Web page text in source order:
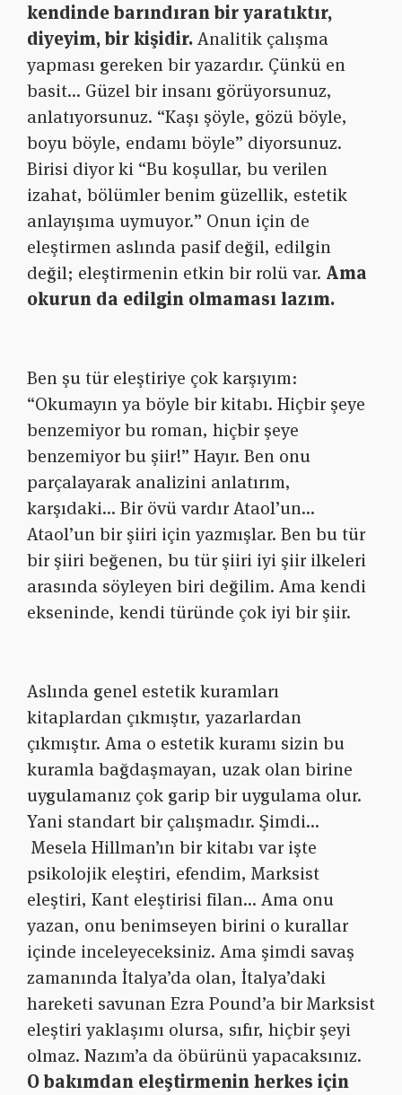
kendinde barındıran bir yaratıktır,
diyeyim, bir kişidir.Analitik çalışma
yapması gereken bir yazardır. Çünkü en
basit… Güzel bir insanı görüyorsunuz,
anlatıyorsunuz. “Kaşı şöyle, gözü böyle,
boyu böyle, endamı böyle” diyorsunuz.
Birisi diyor ki “Bu koşullar, bu verilen
izahat, bölümler benim güzellik, estetik
anlayışıma uymuyor.” Onun için de
eleştirmen aslında pasif değil, edilgin
değil; eleştirmenin etkin bir rolü var. Ama
okurun da edilgin olmaması lazım.
Ben şu tür eleştiriye çok karşıyım:
“Okumayın ya böyle bir kitabı. Hiçbir şeye
benzemiyor bu roman, hiçbir şeye
benzemiyor bu şiir!” Hayır. Ben onu
parçalayarak analizini anlatırım,
karşıdaki… Bir övü vardır Ataol’un…
Ataol’un bir şiiri için yazmışlar. Ben bu tür
bir şiiri beğenen, bu tür şiiri iyi şiir ilkeleri
arasında söyleyen biri değilim. Ama kendi
ekseninde, kendi türünde çok iyi bir şiir.
Aslında genel estetik kuramları
kitaplardan çıkmıştır, yazarlardan
çıkmıştır. Ama o estetik kuramı sizin bu
kuramla bağdaşmayan, uzak olan birine
uygulamanız çok garip bir uygulama olur.
Yani standart bir çalışmadır. Şimdi…
Mesela Hillman’ın bir kitabı var işte
psikolojik eleştiri, efendim, Marksist
eleştiri, Kant eleştirisi filan… Ama onu
yazan, onu benimseyen birini o kurallar
içinde inceleyeceksiniz. Ama şimdi savaş
zamanında İtalya’da olan, İtalya’daki
hareketi savunan Ezra Pound’a bir Marksist
eleştiri yaklaşımı olursa, sıfır, hiçbir şeyi
olmaz. Nazım’a da öbürünü yapacaksınız.
O bakımdan eleştirmenin herkes için